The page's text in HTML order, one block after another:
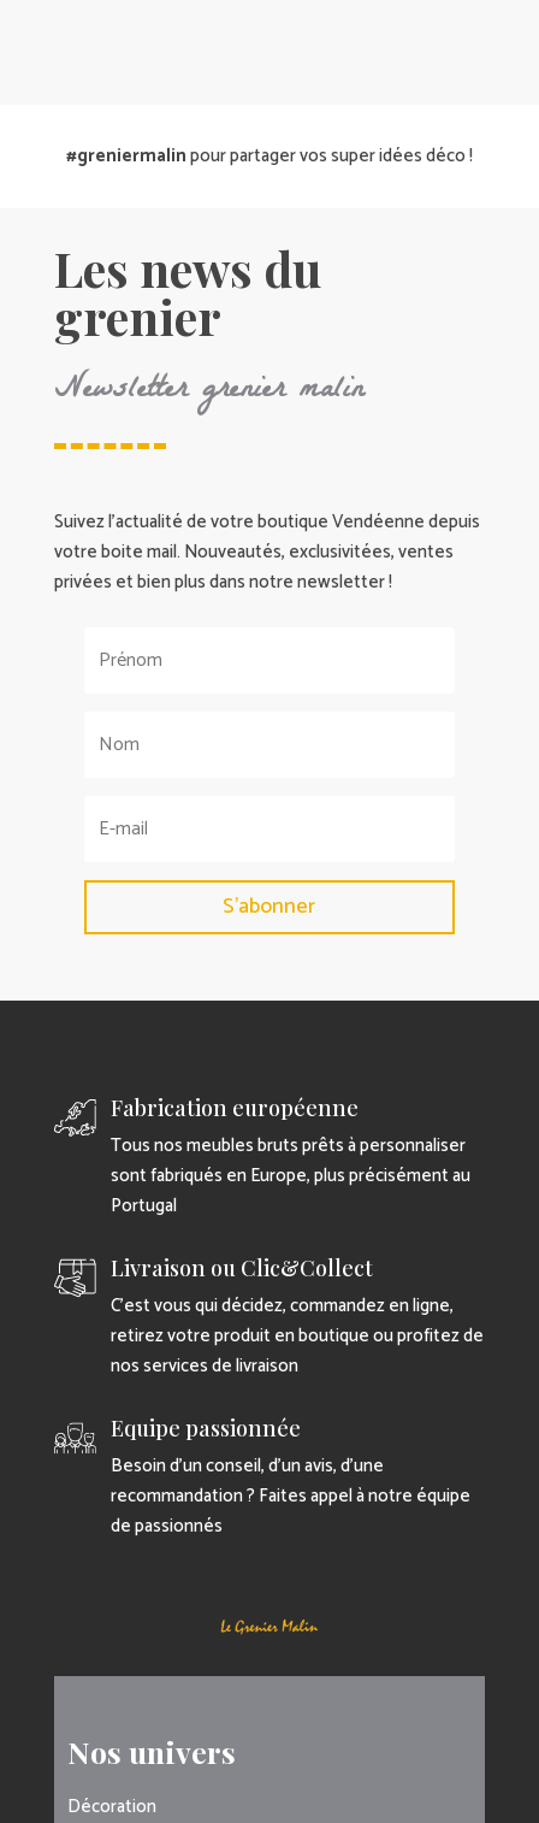
#greniermalinpour partager vos super idées déco !
Les news du
grenier
Newsletter grenier malin
Suivez l’actualité de votre boutique Vendéenne depuis
votre boite mail. Nouveautés, exclusivitées, ventes
privées et bien plus dans notre newsletter !
S'abonner
Fabrication européenne
Tous nos meubles bruts prêts à personnaliser
sont fabriqués en Europe, plus précisément au
Portugal
Livraison ou Clic&Collect
C’est vous qui décidez, commandez en ligne,
retirez votre produit en boutique ou profitez de
nos services de livraison
Equipe passionnée
Besoin d’un conseil, d’un avis, d’une
recommandation ? Faites appel à notre équipe
de passionnés
Nos univers
Décoration